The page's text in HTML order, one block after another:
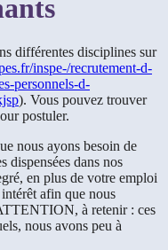
différentes disciplines sur
inspe-/recrutement-d-
personnels-d-
). Vous pouvez trouver
postuler.
nous ayons besoin de
dispensées dans nos
en plus de votre emploi
afin que nous
à retenir : ces
nous avons peu à